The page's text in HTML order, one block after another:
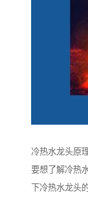
冷热水龙头原
要想了解冷热
下冷热水龙头